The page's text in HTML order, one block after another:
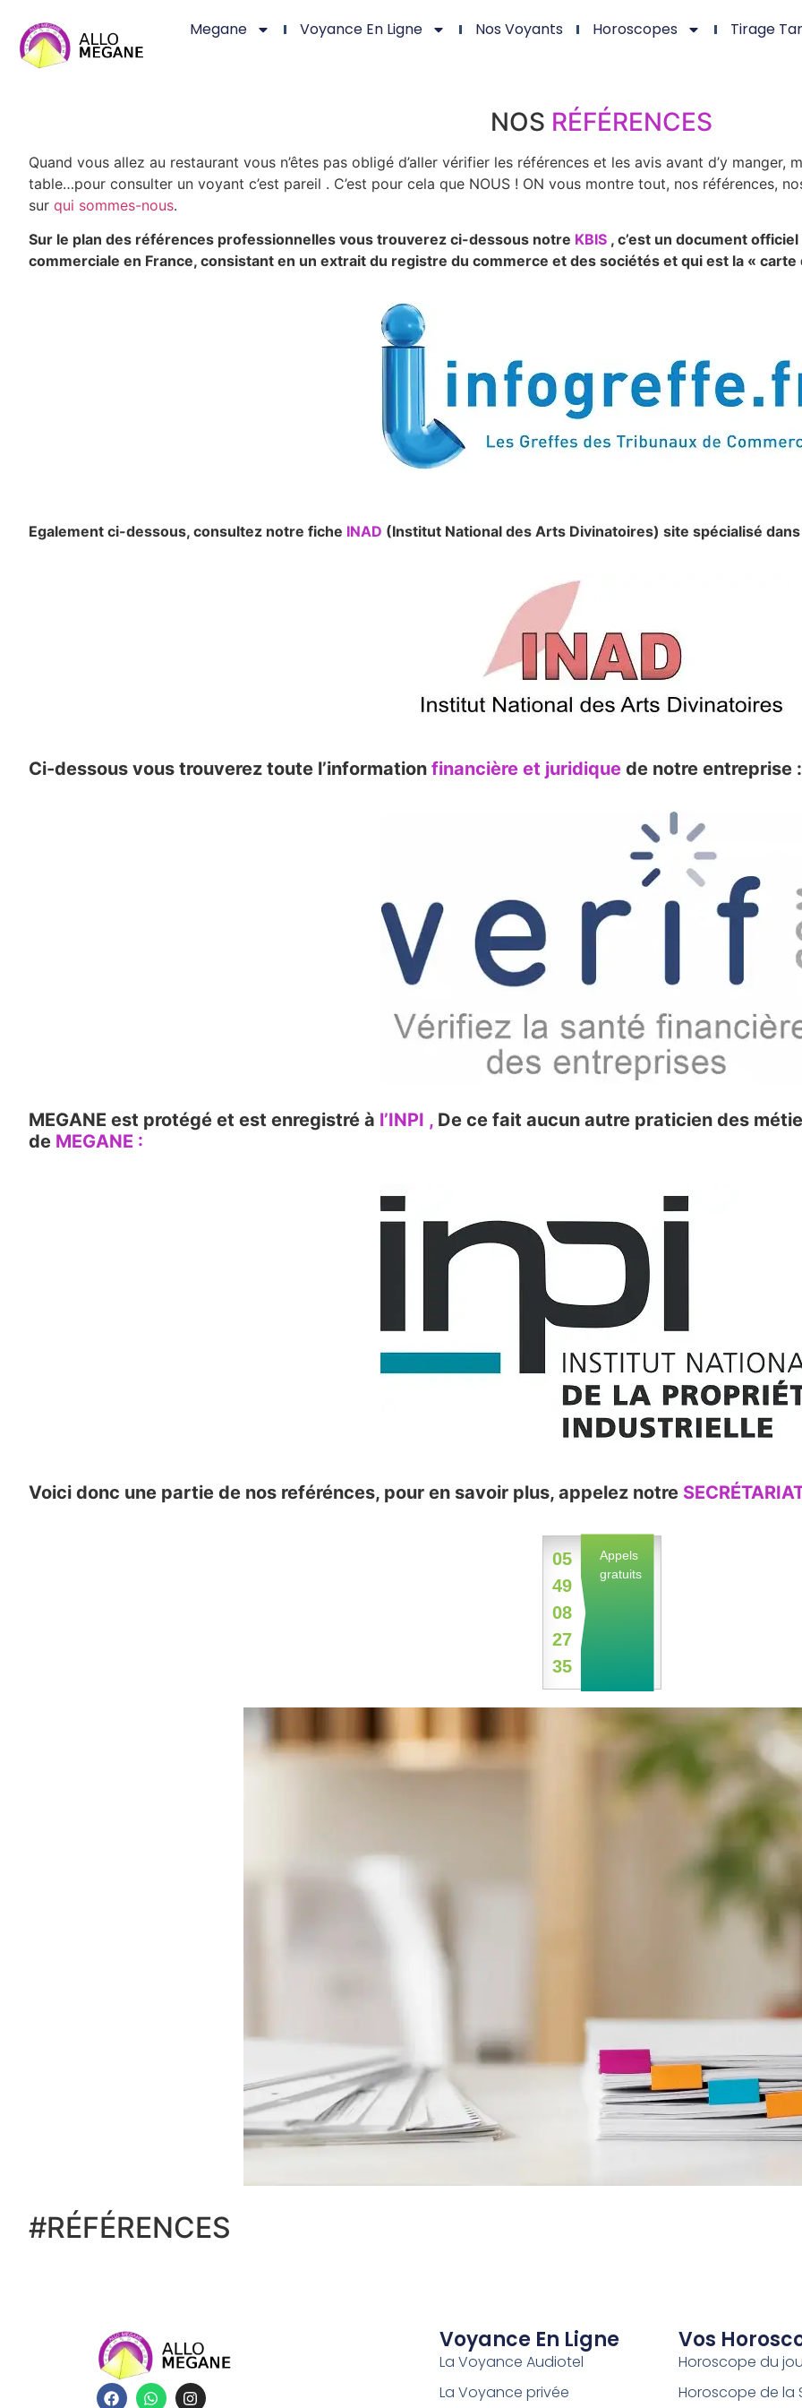
Megane Voyance En Ligne Nos Voyants Horoscopes Tirage
NOS RÉFÉRENCES
Quand vous allez au restaurant vous n’êtes pas obligé d’aller vérifier les références et les avis avant d’y manger,
table…pour consulter un voyant c’est pareil . C’est pour cela que NOUS ! ON vous montre tout, nos références,
sur qui sommes-nous.
Sur le plan des références professionnelles vous trouverez ci-dessous notre KBIS , c’est un document
commerciale en France, consistant en un extrait du registre du commerce et des sociétés et qui est la « carte
Egalement ci-dessous, consultez notre fiche INAD (Institut National des Arts Divinatoires) site spécialisé
Ci-dessous vous trouverez toute l’information financière et juridique de notre entreprise :
MEGANE est protégé et est enregistré à l’INPI , De ce fait aucun autre praticien des
de MEGANE :
Voici donc une partie de nos reférénces, pour en savoir plus, appelez notre
05
49
08
27
35
Appels
gratuits
#RÉFÉRENCES
Voyance En Ligne
La Voyance Audiotel
La Voyance privée
Vos
Horoscope du
Horoscope de la